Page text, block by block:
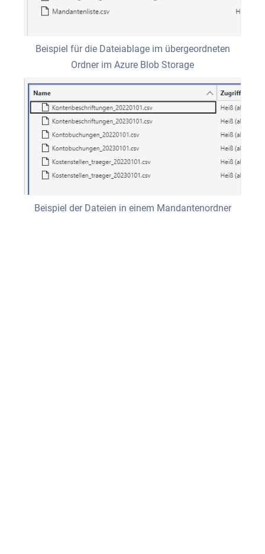
Beispiel für die Dateiablage im übergeordneten
Ordner im Azure Blob Storage
Beispiel der Dateien in einem Mandantenordner